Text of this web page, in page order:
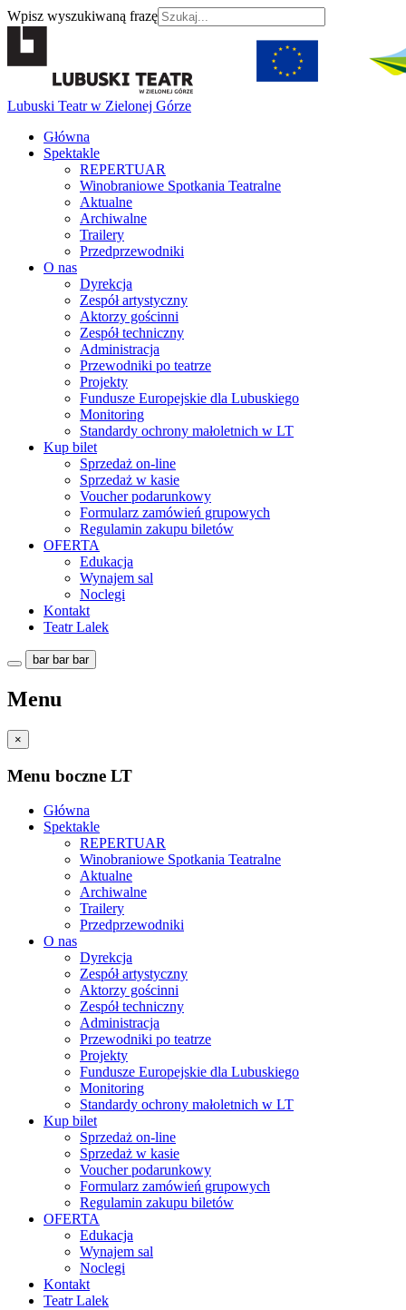
Wpisz wyszukiwaną frazę
Lubuski Teatr w Zielonej Górze
Główna
Spektakle
REPERTUAR
Winobraniowe Spotkania Teatralne
Aktualne
Archiwalne
Trailery
Przedprzewodniki
O nas
Dyrekcja
Zespół artystyczny
Aktorzy gościnni
Zespół techniczny
Administracja
Przewodniki po teatrze
Projekty
Fundusze Europejskie dla Lubuskiego
Monitoring
Standardy ochrony małoletnich w LT
Kup bilet
Sprzedaż on-line
Sprzedaż w kasie
Voucher podarunkowy
Formularz zamówień grupowych
Regulamin zakupu biletów
OFERTA
Edukacja
Wynajem sal
Noclegi
Kontakt
Teatr Lalek
bar bar bar
Menu
×
Menu boczne LT
Główna
Spektakle
REPERTUAR
Winobraniowe Spotkania Teatralne
Aktualne
Archiwalne
Trailery
Przedprzewodniki
O nas
Dyrekcja
Zespół artystyczny
Aktorzy gościnni
Zespół techniczny
Administracja
Przewodniki po teatrze
Projekty
Fundusze Europejskie dla Lubuskiego
Monitoring
Standardy ochrony małoletnich w LT
Kup bilet
Sprzedaż on-line
Sprzedaż w kasie
Voucher podarunkowy
Formularz zamówień grupowych
Regulamin zakupu biletów
OFERTA
Edukacja
Wynajem sal
Noclegi
Kontakt
Teatr Lalek